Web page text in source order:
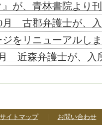
』が、青林書院より
月 古郡弁護士が、
をリニューアルし
近森弁護士が、入
サイトマップ｜ お問い合わせ